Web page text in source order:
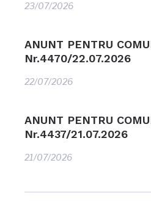
23/07/2026
ANUNT PENTRU
Nr.4470/22.07.2026
22/07/2026
ANUNT PENTRU
Nr.4437/21.07.2026
21/07/2026